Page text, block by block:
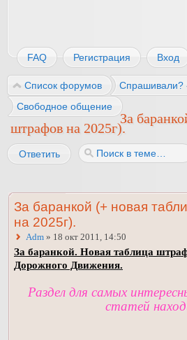
FAQ Регистрация Вход
Список форумов
Спрашивали?
Свободное общение
За
штрафов на 2025г).
Ответить
За баранкой (+ новая
на 2025г).
Adm » 18 окт 2011, 14:50
За баранкой. Новая таблица
Дорожного Движения.
Раздел для самых
статей